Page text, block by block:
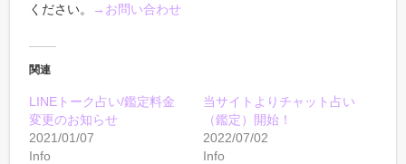
ください。
→お問い合わせ
関連
LINEトーク占い/鑑定料金
変更のお知らせ
2021/01/07
Info
当サイトよりチャット占い
（鑑定）開始！
2022/07/02
Info